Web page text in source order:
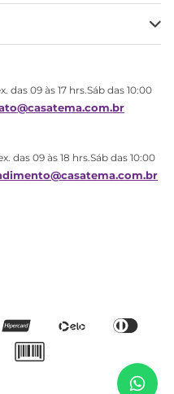
das 09 às 17 hrs.Sáb das 10:00
das 09 às 18 hrs.Sáb das 10:00